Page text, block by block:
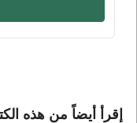
إقرأ أيضاً من هذه